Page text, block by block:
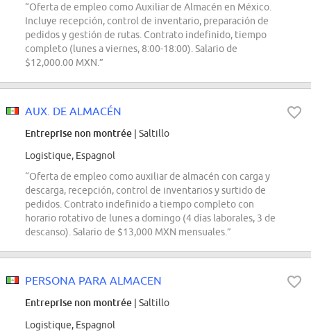
“Oferta de empleo como Auxiliar de Almacén en México.
Incluye recepción, control de inventario, preparación de
pedidos y gestión de rutas. Contrato indefinido, tiempo
completo (lunes a viernes, 8:00-18:00). Salario de
$12,000.00 MXN.”
AUX. DE ALMACÉN
Entreprise non montrée | Saltillo
Logistique, Espagnol
“Oferta de empleo como auxiliar de almacén con carga y
descarga, recepción, control de inventarios y surtido de
pedidos. Contrato indefinido a tiempo completo con
horario rotativo de lunes a domingo (4 días laborales, 3 de
descanso). Salario de $13,000 MXN mensuales.”
PERSONA PARA ALMACEN
Entreprise non montrée | Saltillo
Logistique, Espagnol